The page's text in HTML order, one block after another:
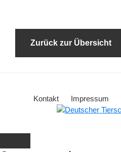
Zurück zur Übersicht
Kontakt Impressum